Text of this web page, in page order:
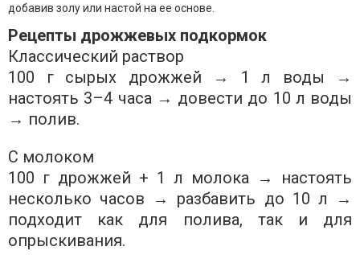
добавив золу или настой на ее основе.
Рецепты дрожжевых подкормок
Классический раствор
100 г сырых дрожжей → 1 л воды →
настоять 3–4 часа → довести до 10 л воды
→ полив.
С молоком
100 г дрожжей + 1 л молока → настоять
несколько часов → разбавить до 10 л →
подходит как для полива, так и для
опрыскивания.